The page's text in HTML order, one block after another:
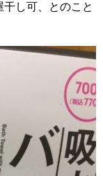
し可、とのこと